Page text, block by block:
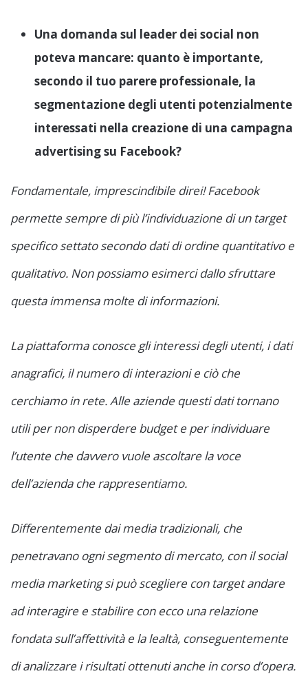
Una domanda sul leader dei social non
poteva mancare: quanto è importante,
secondo il tuo parere professionale, la
segmentazione degli utenti potenzialmente
interessati nella creazione di una campagna
advertising su Facebook?
Fondamentale, imprescindibile direi! Facebook
permette sempre di più l’individuazione di un target
specifico settato secondo dati di ordine quantitativo e
qualitativo. Non possiamo esimerci dallo sfruttare
questa immensa molte di informazioni.
La piattaforma conosce gli interessi degli utenti, i dati
anagrafici, il numero di interazioni e ciò che
cerchiamo in rete. Alle aziende questi dati tornano
utili per non disperdere budget e per individuare
l’utente che davvero vuole ascoltare la voce
dell’azienda che rappresentiamo.
Differentemente dai media tradizionali, che
penetravano ogni segmento di mercato, con il social
media marketing si può scegliere con target andare
ad interagire e stabilire con ecco una relazione
fondata sull’affettività e la lealtà, conseguentemente
di analizzare i risultati ottenuti anche in corso d’opera.